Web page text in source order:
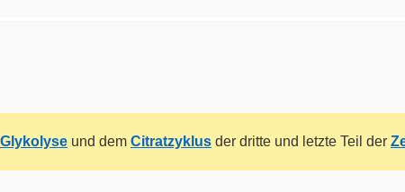
Glykolyse und dem Citratzyklus der dritte und letzte Teil der